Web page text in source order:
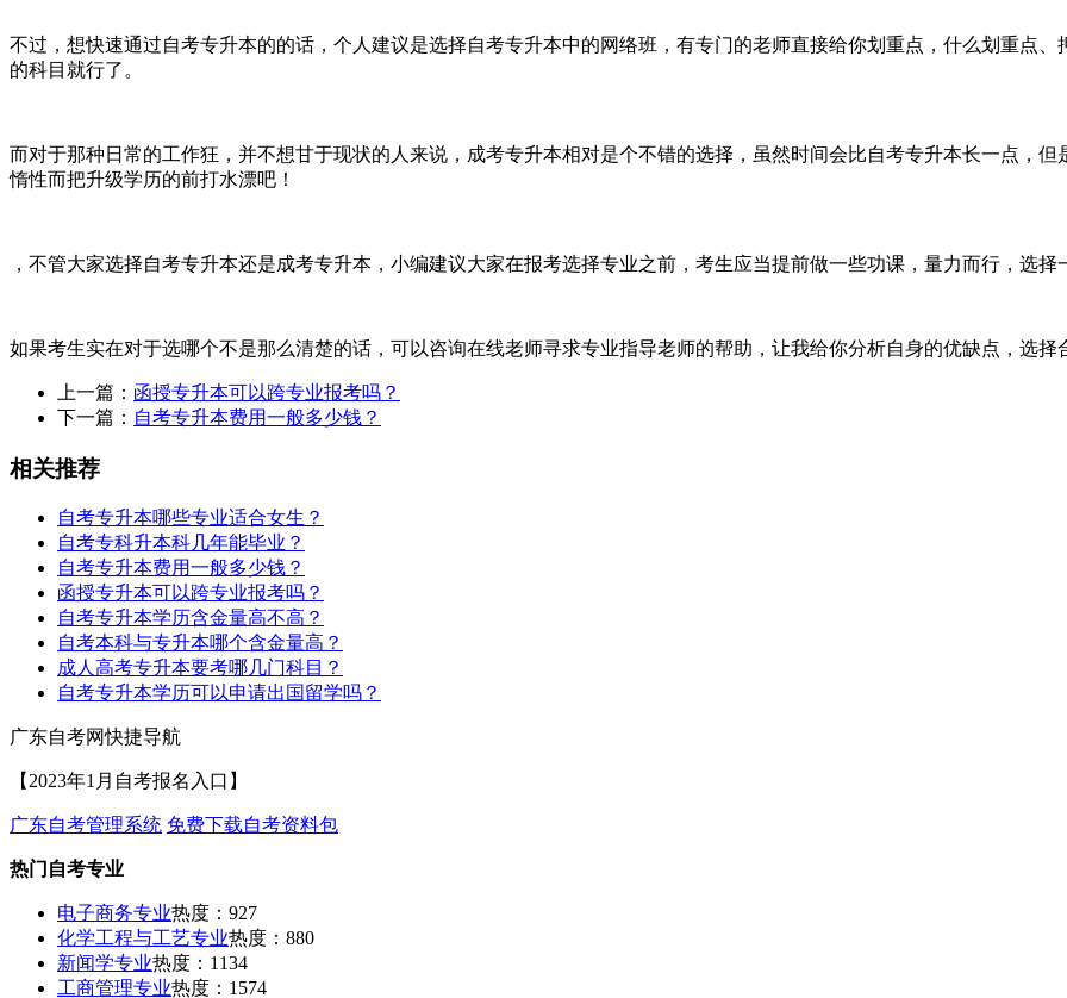
不过，想快速通过自考专升本的的话，个人建议是选择自考专升本中的网络班，有专门的老师直接给你划重点，什么划重点
的科目就行了。
而对于那种日常的工作狂，并不想甘于现状的人来说，成考专升本相对是个不错的选择，虽然时间会比自考专升本长一点，
惰性而把升级学历的前打水漂吧！
，不管大家选择自考专升本还是成考专升本，小编建议大家在报考选择专业之前，考生应当提前做一些功课，量力而行，选择
如果考生实在对于选哪个不是那么清楚的话，可以咨询在线老师寻求专业指导老师的帮助，让我给你分析自身的优缺点，选择
上一篇： 函授专升本可以跨专业报考吗？
下一篇： 自考专升本费用一般多少钱？
相关推荐
自考专升本哪些专业适合女生？
自考专科升本科几年能毕业？
自考专升本费用一般多少钱？
函授专升本可以跨专业报考吗？
自考专升本学历含金量高不高？
自考本科与专升本哪个含金量高？
成人高考专升本要考哪几门科目？
自考专升本学历可以申请出国留学吗？
广东自考网快捷导航
【2023年1月自考报名入口】
广东自考管理系统 免费下载自考资料包
热门自考专业
电子商务专业热度：927
化学工程与工艺专业热度：880
新闻学专业热度：1134
工商管理专业热度：1574